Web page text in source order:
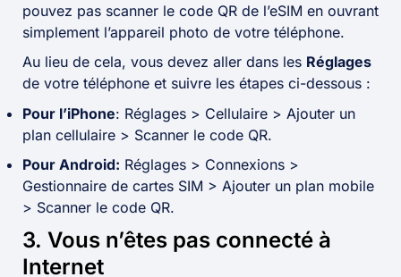
pouvez pas scanner le code QR de l’eSIM en ouvrant
simplement l’appareil photo de votre téléphone.
Au lieu de cela, vous devez aller dans les Réglages
de votre téléphone et suivre les étapes ci-dessous :
Pour l’iPhone: Réglages > Cellulaire > Ajouter un
plan cellulaire > Scanner le code QR.
Pour Android: Réglages > Connexions >
Gestionnaire de cartes SIM > Ajouter un plan mobile
> Scanner le code QR.
3. Vous n’êtes pas connecté à
Internet